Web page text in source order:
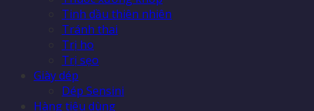
Tinh dầu thiên nhiên
Tránh thai
Trị ho
Trị sẹo
Giày dép
Dép Sensini
Hàng tiêu dùng